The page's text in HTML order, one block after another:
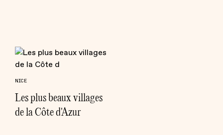
NICE
Les plus beaux villages
de la Côte d'Azur